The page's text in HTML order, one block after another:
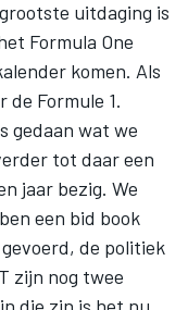
uitdaging is
Formula One
komen. Als
Formule 1.
gedaan wat we
tot daar een
jaar bezig. We
een bid book
de politiek
zijn nog twee